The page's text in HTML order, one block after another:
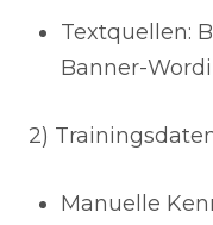
Textquellen:
Banner-
2)
Manuelle